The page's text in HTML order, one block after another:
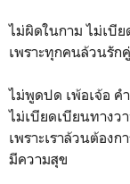
ไม่ผิดในกาม ไม่เบี
เพราะทุกคนล้วนรัก
ไม่พูดปด เพ้อเจ้อ ค
ไม่เบียดเบียนทางว
เพราะเราล้วนต้อง
มีความสุข